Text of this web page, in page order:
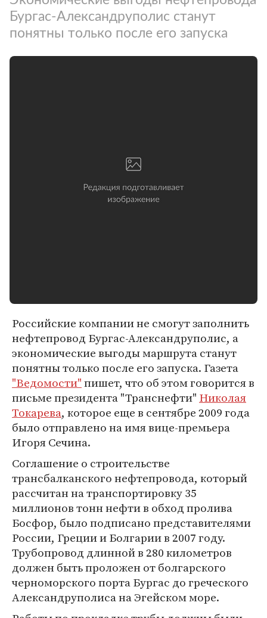
Бургас-Александруполис станут
понятны только после его запуска
Российские компании не смогут заполнить
нефтепровод Бургас-Александруполис, а
экономические выгоды маршрута станут
понятны только после его запуска. Газета
"Ведомости"пишет, что об этом говорится в
письме президента "Транснефти" Николая
Токарева, которое еще в сентябре 2009 года
было отправлено на имя вице-премьера
Игоря Сечина.
Соглашение о строительстве
трансбалканского нефтепровода, который
рассчитан на транспортировку 35
миллионов тонн нефти в обход пролива
Босфор, было подписано представителями
России, Греции и Болгарии в 2007 году.
Трубопровод длинной в 280 километров
должен быть проложен от болгарского
черноморского порта Бургас до греческого
Александруполиса на Эгейском море.